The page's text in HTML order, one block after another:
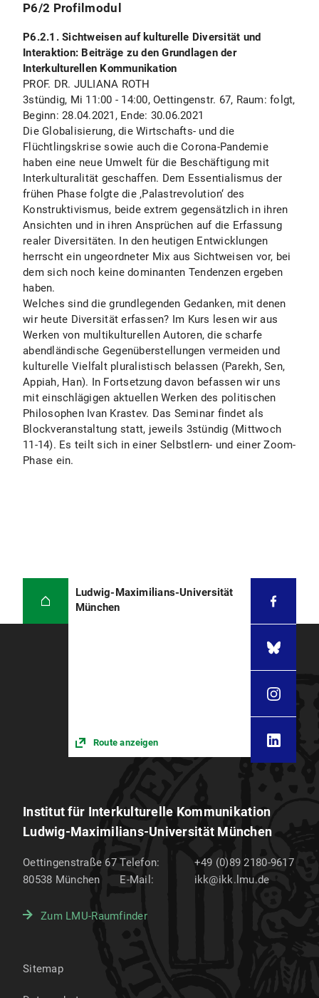
P6/2 Profilmodul
P6.2.1. Sichtweisen auf kulturelle Diversität und
Interaktion: Beiträge zu den Grundlagen der
Interkulturellen Kommunikation
PROF. DR. JULIANA ROTH
3stündig, Mi 11:00 - 14:00, Oettingenstr. 67, Raum: folgt,
Beginn: 28.04.2021, Ende: 30.06.2021
Die Globalisierung, die Wirtschafts- und die
Flüchtlingskrise sowie auch die Corona-Pandemie
haben eine neue Umwelt für die Beschäftigung mit
Interkulturalität geschaffen. Dem Essentialismus der
frühen Phase folgte die ‚Palastrevolution‘ des
Konstruktivismus, beide extrem gegensätzlich in ihren
Ansichten und in ihren Ansprüchen auf die Erfassung
realer Diversitäten. In den heutigen Entwicklungen
herrscht ein ungeordneter Mix aus Sichtweisen vor, bei
dem sich noch keine dominanten Tendenzen ergeben
haben.
Welches sind die grundlegenden Gedanken, mit denen
wir heute Diversität erfassen? Im Kurs lesen wir aus
Werken von multikulturellen Autoren, die scharfe
abendländische Gegenüberstellungen vermeiden und
kulturelle Vielfalt pluralistisch belassen (Parekh, Sen,
Appiah, Han). In Fortsetzung davon befassen wir uns
mit einschlägigen aktuellen Werken des politischen
Philosophen Ivan Krastev. Das Seminar findet als
Blockveranstaltung statt, jeweils 3stündig (Mittwoch
11-14). Es teilt sich in einer Selbstlern- und einer Zoom-
Phase ein.
Ludwig-Maximilians-Universität
München
Route anzeigen
Institut für Interkulturelle Kommunikation
Ludwig-Maximilians-Universität München
Oettingenstraße 67
80538 München
Telefon:
+49 (0)89 2180-9617
E-Mail:
ikk@ikk.lmu.de
Zum LMU-Raumfinder
Sitemap